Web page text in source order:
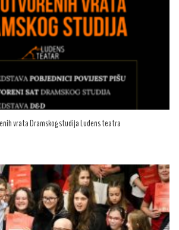
vrata Dramskog studija Ludens teatra